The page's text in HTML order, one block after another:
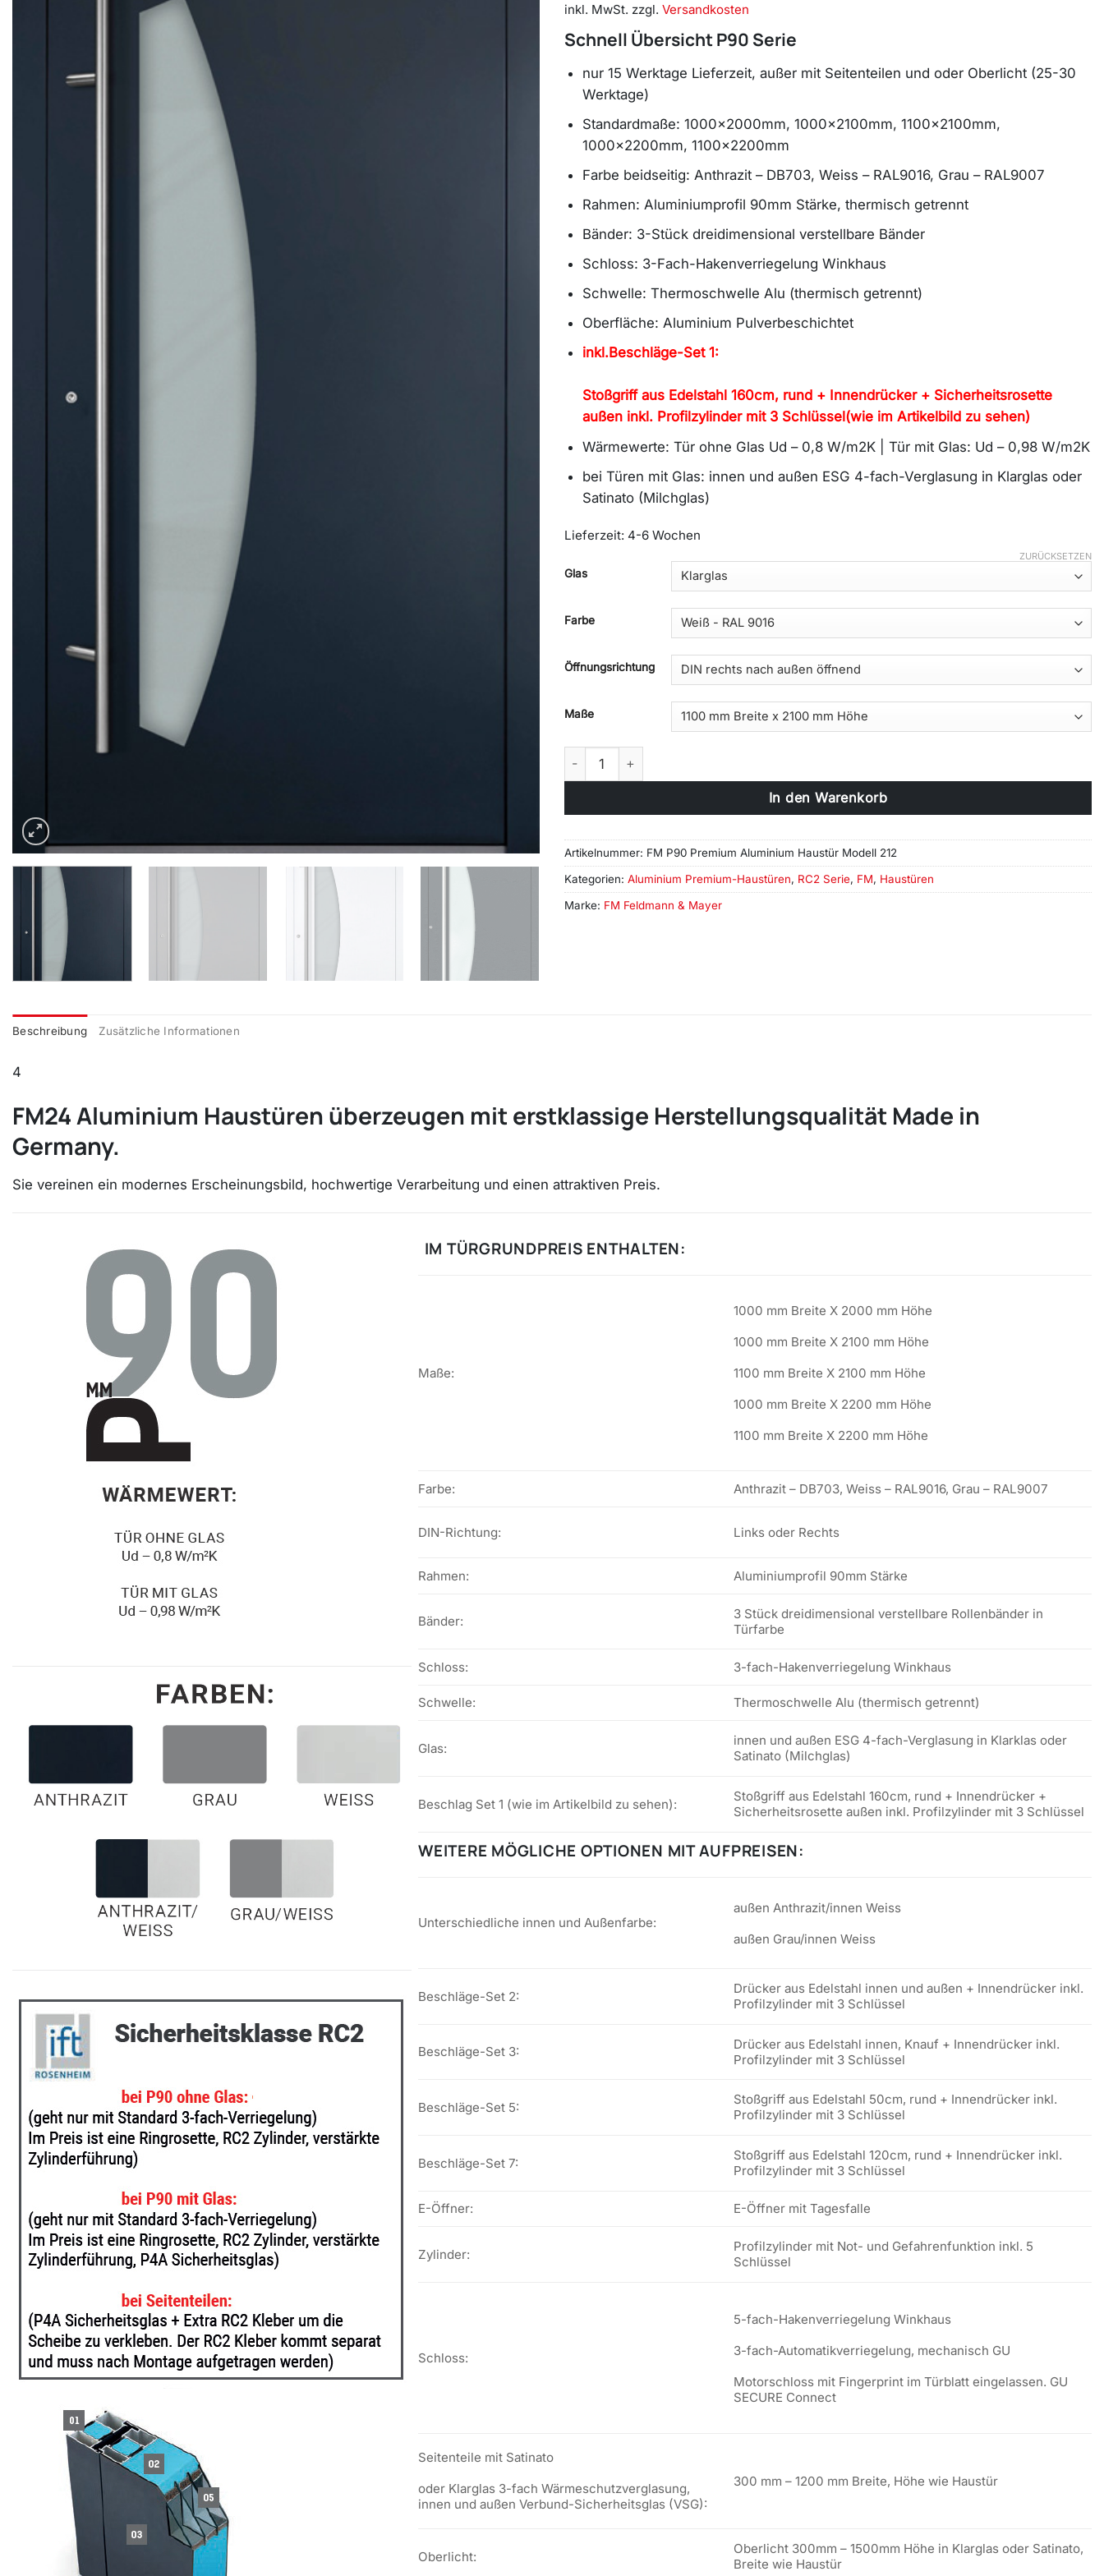
inkl. MwSt. zzgl. Versandkosten
Schnell Übersicht P90 Serie
nur 15 Werktage Lieferzeit, außer mit Seitenteilen und oder Oberlicht (25-30
Werktage)
Standardmaße: 1000x2000mm, 1000x2100mm, 1100x2100mm,
1000x2200mm, 1100x2200mm
Farbe beidseitig: Anthrazit – DB703, Weiss – RAL9016, Grau – RAL9007
Rahmen: Aluminiumprofil 90mm Stärke, thermisch getrennt
Bänder: 3-Stück dreidimensional verstellbare Bänder
Schloss: 3-Fach-Hakenverriegelung Winkhaus
Schwelle: Thermoschwelle Alu (thermisch getrennt)
Oberfläche: Aluminium Pulverbeschichtet
inkl.Beschläge-Set 1:
Stoßgriff aus Edelstahl 160cm, rund + Innendrücker + Sicherheitsrosette
außen inkl. Profilzylinder mit 3 Schlüssel(wie im Artikelbild zu sehen)
Wärmewerte: Tür ohne Glas Ud – 0,8 W/m2K | Tür mit Glas: Ud – 0,98 W/m2K
bei Türen mit Glas: innen und außen ESG 4-fach-Verglasung in Klarglas oder
Satinato (Milchglas)
Lieferzeit: 4-6 Wochen
Glas
Farbe
Öffnungsrichtung
Maße
ZURÜCKSETZEN
FM P90 Premium Aluminium Haustür Modell 212 Menge
In den Warenkorb
Artikelnummer: FM P90 Premium Aluminium Haustür Modell 212
Kategorien: Aluminium Premium-Haustüren, RC2 Serie, FM, Haustüren
Marke: FM Feldmann & Mayer
Beschreibung Zusätzliche Informationen
4
FM24 Aluminium Haustüren überzeugen mit erstklassige Herstellungsqualität Made in
Germany.
Sie vereinen ein modernes Erscheinungsbild, hochwertige Verarbeitung und einen attraktiven Preis.
IM TÜRGRUNDPREIS ENTHALTEN:
Maße:
1000 mm Breite X 2000 mm Höhe
1000 mm Breite X 2100 mm Höhe
1100 mm Breite X 2100 mm Höhe
1000 mm Breite X 2200 mm Höhe
1100 mm Breite X 2200 mm Höhe
Farbe: Anthrazit – DB703, Weiss – RAL9016, Grau – RAL9007
DIN-Richtung: Links oder Rechts
Rahmen: Aluminiumprofil 90mm Stärke
Bänder:
3 Stück dreidimensional verstellbare Rollenbänder in
Türfarbe
Schloss: 3-fach-Hakenverriegelung Winkhaus
Schwelle: Thermoschwelle Alu (thermisch getrennt)
Glas:
innen und außen ESG 4-fach-Verglasung in Klarklas oder
Satinato (Milchglas)
Beschlag Set 1 (wie im Artikelbild zu sehen):
Stoßgriff aus Edelstahl 160cm, rund + Innendrücker +
Sicherheitsrosette außen inkl. Profilzylinder mit 3 Schlüssel
WEITERE MÖGLICHE OPTIONEN MIT AUFPREISEN:
Unterschiedliche innen und Außenfarbe:
außen Anthrazit/innen Weiss
außen Grau/innen Weiss
Beschläge-Set 2:
Drücker aus Edelstahl innen und außen + Innendrücker inkl.
Profilzylinder mit 3 Schlüssel
Beschläge-Set 3:
Drücker aus Edelstahl innen, Knauf + Innendrücker inkl.
Profilzylinder mit 3 Schlüssel
Beschläge-Set 5:
Stoßgriff aus Edelstahl 50cm, rund + Innendrücker inkl.
Profilzylinder mit 3 Schlüssel
Beschläge-Set 7:
Stoßgriff aus Edelstahl 120cm, rund + Innendrücker inkl.
Profilzylinder mit 3 Schlüssel
E-Öffner: E-Öffner mit Tagesfalle
Zylinder:
Profilzylinder mit Not- und Gefahrenfunktion inkl. 5
Schlüssel
Schloss:
5-fach-Hakenverriegelung Winkhaus
3-fach-Automatikverriegelung, mechanisch GU
Motorschloss mit Fingerprint im Türblatt eingelassen. GU
SECURE Connect
Seitenteile mit Satinato
oder Klarglas 3-fach Wärmeschutzverglasung,
innen und außen Verbund-Sicherheitsglas (VSG):
300 mm – 1200 mm Breite, Höhe wie Haustür
Oberlicht:
Oberlicht 300mm – 1500mm Höhe in Klarglas oder Satinato,
Breite wie Haustür